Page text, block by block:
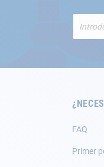
de
FAQ
Primer